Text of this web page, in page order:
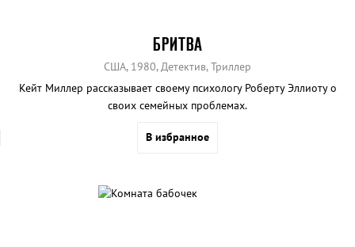
БРИТВА
США, 1980, Детектив, Триллер
Кейт Миллер рассказывает своему психологу Роберту Эллиоту о
своих семейных проблемах.
В избранное